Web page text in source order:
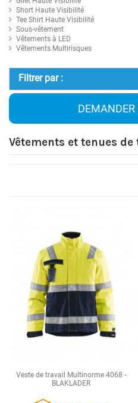
Vêtements et tenues
Veste de travail Multinorme 4068 -
BLAKLADER
Short Haute Visibilité
Tee Shirt Haute Visibilité
Sous-vêtement
Vêtements à LED
Vêtements Multirisques
Filtrer par :
DEMANDER